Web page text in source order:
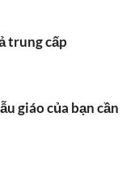
trung cấp
giáo của bạn cần